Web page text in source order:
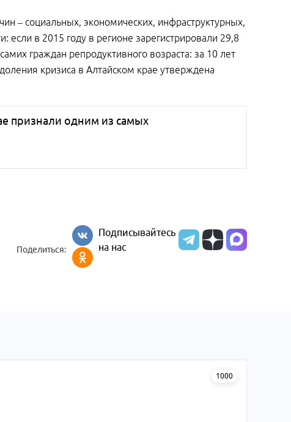
– социальных, экономических, инфраструктурных,
в 2015 году в регионе зарегистрировали 29,8
граждан репродуктивного возраста: за 10 лет
кризиса в Алтайском крае утверждена
признали одним из самых
Поделиться:
Подписывайтесь
на нас
1000